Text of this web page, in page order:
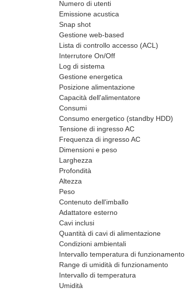
Numero di utenti
Emissione acustica
Snap shot
Gestione web-based
Lista di controllo accesso (ACL)
Interrutore On/Off
Log di sistema
Gestione energetica
Posizione alimentazione
Capacità dell'alimentatore
Consumi
Consumo energetico (standby HDD)
Tensione di ingresso AC
Frequenza di ingresso AC
Dimensioni e peso
Larghezza
Profondità
Altezza
Peso
Contenuto dell'imballo
Adattatore esterno
Cavi inclusi
Quantità di cavi di alimentazione
Condizioni ambientali
Intervallo temperatura di funzionamento
Range di umidità di funzionamento
Intervallo di temperatura
Umidità